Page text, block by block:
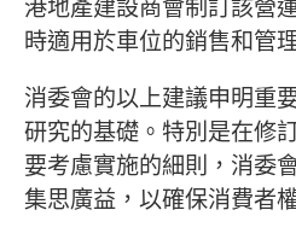
港地產建設商會制訂該營
時適用於車位的銷售和管
消委會的以上建議申明重
研究的基礎。特別是在修
要考慮實施的細則，消委
集思廣益，以確保消費者